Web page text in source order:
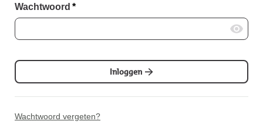
Wachtwoord *
Inloggen
Wachtwoord vergeten?